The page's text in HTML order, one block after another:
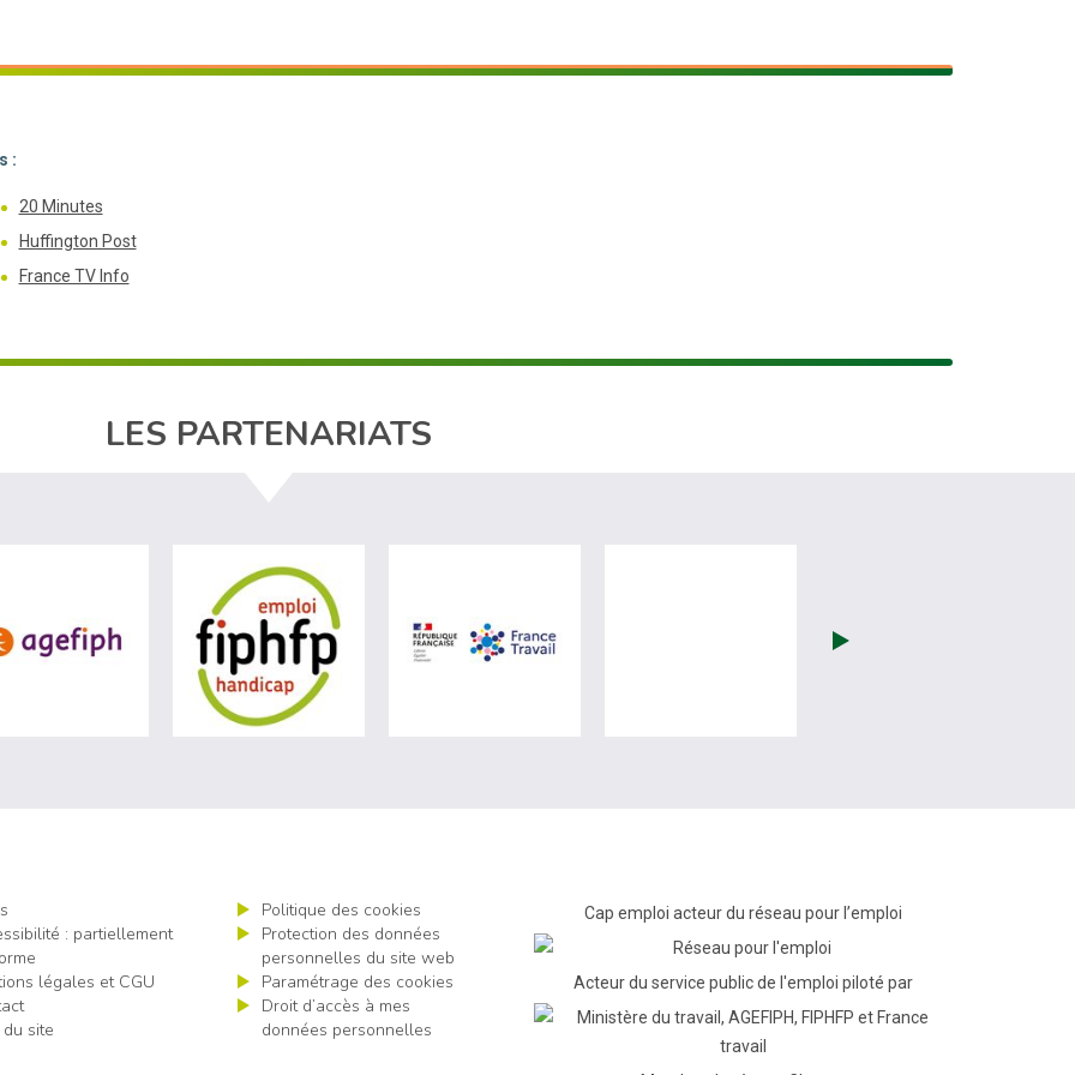
:
20 Minutes
Huffington Post
France TV Info
LES PARTENARIATS
de Ministère du travail (nouvelle fenêtre)
visiter les site de Agefiph (nouvelle fenêtre)visiter les site de Fiphfp (nouvelle fenêtre)visiter les site de France Travail (nouvelle fenêtre)
visiter les site de (nouvelle fenêtre)
: partiellement
légales et CGU
site
Politique des cookies
Protection des données
personnelles du site web
Paramétrage des cookies
Droit d’accès à mes
données personnelles
Cap emploi acteur du réseau pour l’emploi
Acteur du service public de l'emploi piloté par